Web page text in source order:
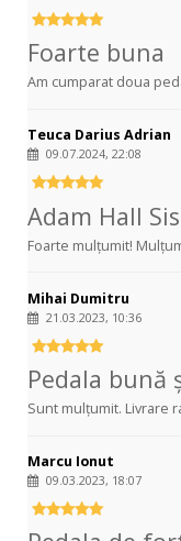
Foarte buna
Am cumparat doua
Teuca Darius Adrian
09.07.2024, 22:08
Adam Hall
Foarte mulțumit!
Mihai Dumitru
21.03.2023, 10:36
Pedala bună
Sunt mulțumit. Livrare
Marcu Ionut
09.03.2023, 18:07